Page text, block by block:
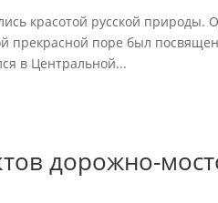
красотой русской природы.
прекрасной поре был
в Центральной...
дорожно-